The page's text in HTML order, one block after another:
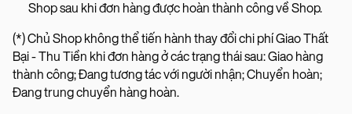
Shop sau khi đơn hàng được hoàn thành công về Shop.
(*) Chủ Shop không thể tiến hành thay đổi chi phí Giao Thất
Bại - Thu Tiền khi đơn hàng ở các trạng thái sau: Giao hàng
thành công; Đang tương tác với người nhận; Chuyển hoàn;
Đang trung chuyển hàng hoàn.